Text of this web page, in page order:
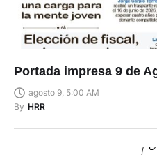
Portada impresa 9 de
agosto 9, 5:00 AM
By HRR